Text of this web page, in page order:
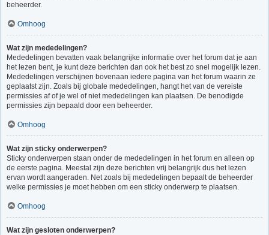
beheerder.
Omhoog
Wat zijn mededelingen?
Mededelingen bevatten vaak belangrijke informatie over het forum dat je aan
het lezen bent, je kunt deze berichten dan ook het best zo snel mogelijk lezen.
Mededelingen verschijnen bovenaan iedere pagina van het forum waarin ze
geplaatst zijn. Zoals bij globale mededelingen, hangt het van de vereiste
permissies af of je wel of niet mededelingen kan plaatsen. De benodigde
permissies zijn bepaald door een beheerder.
Omhoog
Wat zijn sticky onderwerpen?
Sticky onderwerpen staan onder de mededelingen in het forum en alleen op
de eerste pagina. Meestal zijn deze berichten vrij belangrijk dus het lezen
ervan wordt aangeraden. Net zoals bij mededelingen bepaalt de beheerder
welke permissies je moet hebben om een sticky onderwerp te plaatsen.
Omhoog
Wat zijn gesloten onderwerpen?